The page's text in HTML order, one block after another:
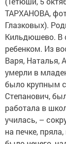
ТАРХАНОВА,
Глазковых).
Кильдюшево. В
ребенком. ­Из
Варя, Наталья,
умерли в
было крупным
Степанович,
работала в
училась, –
на печке,